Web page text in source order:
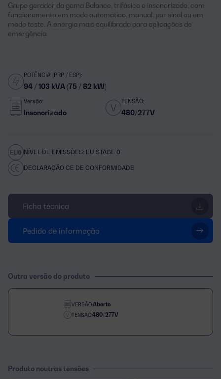
Grupo gerador da gama Balance, trifásico e insonorizado, com
funcionamento em modo automático, manual, por sinal ou em
modo teste. A energia mais equilibrada para aplicações de
emergência.
POTÊNCIA (PRP / ESP):
94 / 103 kVA (75 / 82 kW)
Versão:
Insonorizado
TENSÃO:
480/277V
NÍVEL DE EMISSÕES: EU STAGE 0
DECLARAÇÃO CE DE CONFORMIDADE
Ficha técnica
Pedido de informação
Outra versão do produto
VERSÃO:Aberto
TENSÃO:480/277V
Produto noutras tensões